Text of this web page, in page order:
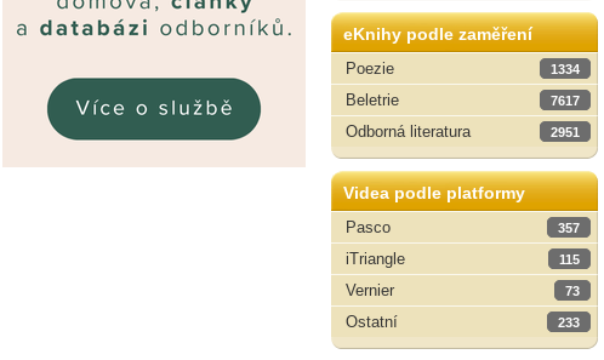
eKnihy podle zaměření
Poezie
1334
Beletrie 7617
Odborná literatura 2951
Videa podle platformy
Pasco
357
iTriangle 115
Vernier 73
Ostatní 233